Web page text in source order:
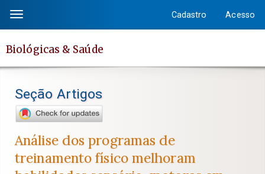
conteúdo
página
Navegação
Conteúdo
principal
Toggle
navigation
Cadastro Acesso
Biológicas & Saúde
Seção Artigos
Análise dos programas de
treinamento físico melhoram